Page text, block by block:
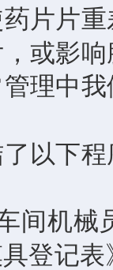
片片
或影
理中
以下
间机
登记表